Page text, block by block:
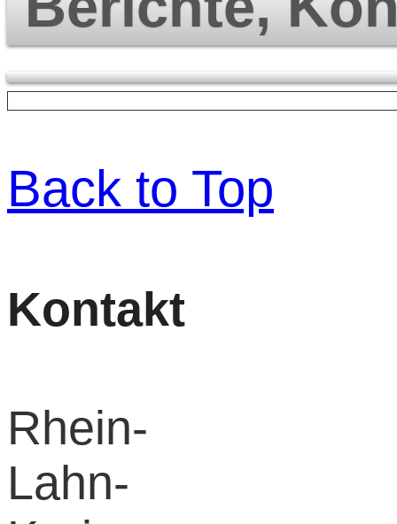
Back to Top
Kontakt
Rhein-
Lahn-